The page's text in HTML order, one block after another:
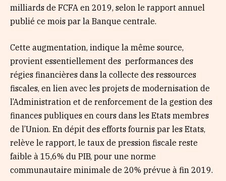
milliards de FCFA en 2019, selon le rapport annuel
publié ce mois par la Banque centrale.
Cette augmentation, indique la même source,
provient essentiellement des performances des
régies financières dans la collecte des ressources
fiscales, en lien avec les projets de modernisation de
l’Administration et de renforcement de la gestion des
finances publiques en cours dans les Etats membres
de l’Union. En dépit des efforts fournis par les Etats,
relève le rapport, le taux de pression fiscale reste
faible à 15,6% du PIB, pour une norme
communautaire minimale de 20% prévue à fin 2019.